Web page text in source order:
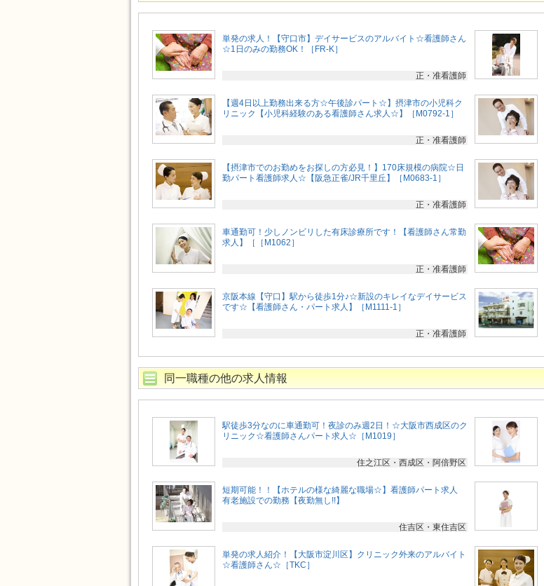
単発の求人！【守口市】デイサービスのアルバイト☆看護師さん
☆1日のみの勤務OK！［FR-K］
正・准看護師
【週4日以上勤務出来る方☆午後診パート☆】摂津市の小児科ク
リニック【小児科経験のある看護師さん求人☆】［M0792-1］
正・准看護師
【摂津市でのお勤めをお探しの方必見！】170床規模の病院☆日
勤パート看護師求人☆【阪急正雀/JR千里丘】［M0683-1］
正・准看護師
車通勤可！少しノンビリした有床診療所です！【看護師さん常勤
求人】［［M1062］
正・准看護師
京阪本線【守口】駅から徒歩1分♪☆新設のキレイなデイサービス
です☆【看護師さん・パート求人】［M1111-1］
正・准看護師
同一職種の他の求人情報
駅徒歩3分なのに車通勤可！夜診のみ週2日！☆大阪市西成区のク
リニック☆看護師さんパート求人☆［M1019］
住之江区・西成区・阿倍野区
短期可能！！【ホテルの様な綺麗な職場☆】看護師パート求人
有老施設での勤務【夜勤無し!!】
住吉区・東住吉区
単発の求人紹介！【大阪市淀川区】クリニック外来のアルバイト
☆看護師さん☆［TKC］